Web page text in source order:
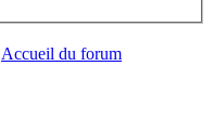
Accueil du forum